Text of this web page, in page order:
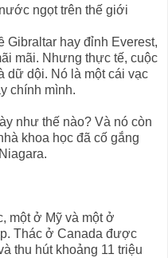
ngọt trên thế giới
Gibraltar hay đỉnh Everest,
mãi. Nhưng thực tế, cuộc
dữ dội. Nó là một cái vạc
chính mình.
như thế nào? Và nó còn
khoa học đã cố gắng
một ở Mỹ và một ở
Thác ở Canada được
thu hút khoảng 11 triệu